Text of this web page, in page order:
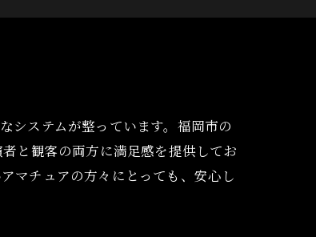
システムが整っています。福岡市の
と観客の両方に満足感を提供してお
マチュアの方々にとっても、安心し